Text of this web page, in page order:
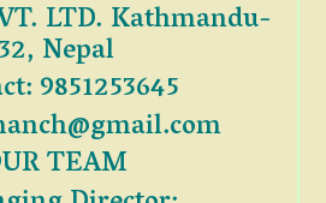
LTD. Kathmandu-
32, Nepal
9851253645
TEAM